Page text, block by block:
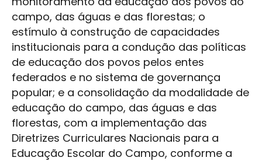
campo, das águas e das florestas; o
estímulo à construção de capacidades
institucionais para a condução das políticas
de educação dos povos pelos entes
federados e no sistema de governança
popular; e a consolidação da modalidade de
educação do campo, das águas e das
florestas, com a implementação das
Diretrizes Curriculares Nacionais para a
Educação Escolar do Campo, conforme a